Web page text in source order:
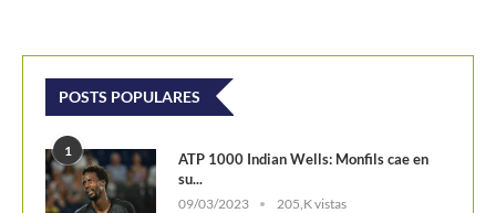
POSTS POPULARES
1
ATP 1000 Indian Wells: Monfils cae en
su...
09/03/2023 205,K vistas